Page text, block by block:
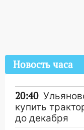
Новость часа
20:40
купить
до декабря